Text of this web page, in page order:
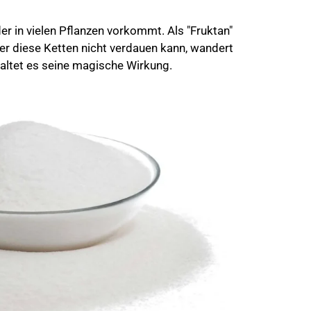
in vielen Pflanzen vorkommt. Als "Fruktan"
diese Ketten nicht verdauen kann, wandert
es seine magische Wirkung.